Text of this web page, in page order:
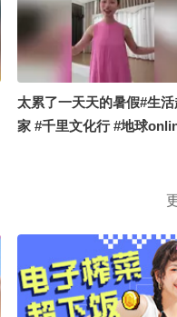
太累了一天天的暑假#生
家 #千里文化行 #地球
春天是个小女孩儿#打开